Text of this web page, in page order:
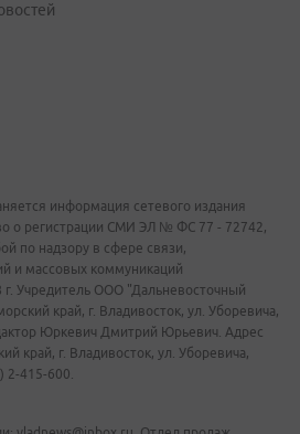
информация сетевого издания
о регистрации СМИ ЭЛ № ФС 77 - 72742,
по надзору в сфере связи,
и массовых коммуникаций
Учредитель ООО "Дальневосточный
край, г. Владивосток, ул. Уборевича,
Юркевич Дмитрий Юрьевич. Адрес
край, г. Владивосток, ул. Уборевича,
2-415-600.